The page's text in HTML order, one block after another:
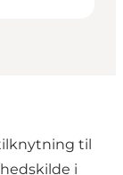
til
i